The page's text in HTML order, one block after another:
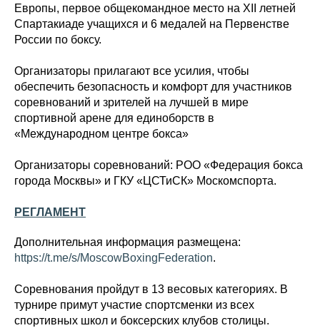
Европы, первое общекомандное место на XII летней
Спартакиаде учащихся и 6 медалей на Первенстве
России по боксу.
Организаторы прилагают все усилия, чтобы
обеспечить безопасность и комфорт для участников
соревнований и зрителей на лучшей в мире
спортивной арене для единоборств в
«Международном центре бокса»
Организаторы соревнований: РОО «Федерация бокса
города Москвы» и ГКУ «ЦСТиСК» Москомспорта.
РЕГЛАМЕНТ
Дополнительная информация размещена:
https://t.me/s/MoscowBoxingFederation.
Соревнования пройдут в 13 весовых категориях. В
турнире примут участие спортсменки из всех
спортивных школ и боксерских клубов столицы.